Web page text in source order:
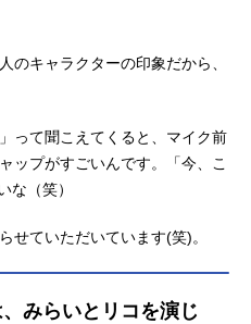
のキャラクターの印象だから、
って聞こえてくると、マイク前
ップがすごいんです。「今、こ
な（笑）
せていただいています(笑)。
みらいとリコを演じ